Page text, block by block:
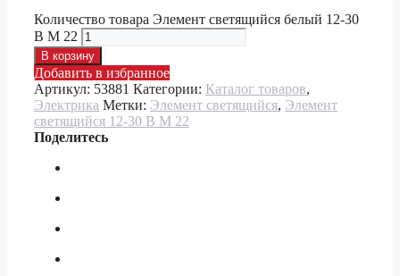
Количество товара Элемент светящийся белый 12-30
В М 22
В корзину
Добавить в избранное
Артикул: 53881 Категории: Каталог товаров,
Электрика Метки: Элемент светящийся, Элемент
светящийся 12-30 В М 22
Поделитесь